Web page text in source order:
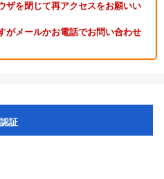
ザを閉じて再アクセスをお願いい
がメールかお電話でお問い合わせ
認証